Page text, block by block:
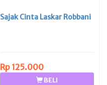
Sajak Cinta Laskar Robbani
Rp 125.000
BELI